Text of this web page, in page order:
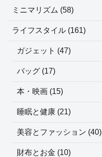
ミニマリズム (58)
ライフスタイル (161)
ガジェット (47)
バッグ (17)
本・映画 (15)
睡眠と健康 (21)
美容とファッション (40)
財布とお金 (10)